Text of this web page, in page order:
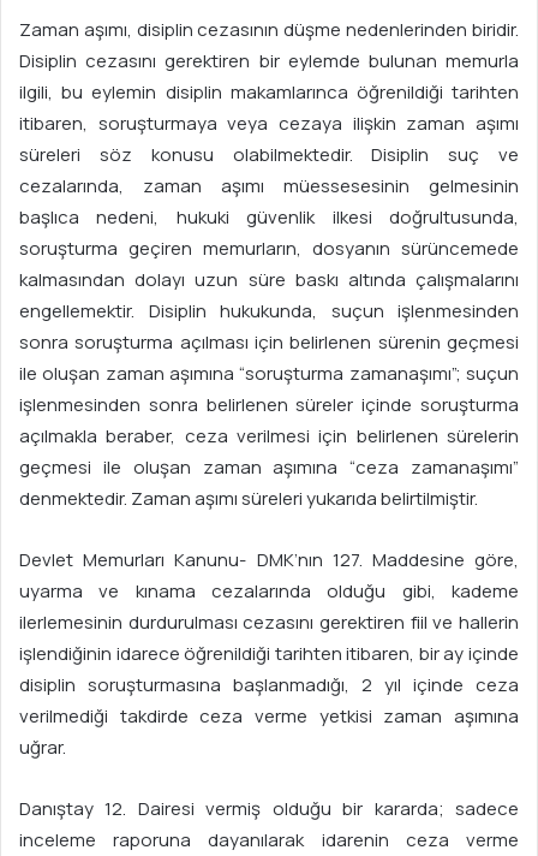
Zaman aşımı, disiplin cezasının düşme nedenlerinden biridir.
Disiplin cezasını gerektiren bir eylemde bulunan memurla
ilgili, bu eylemin disiplin makamlarınca öğrenildiği tarihten
itibaren, soruşturmaya veya cezaya ilişkin zaman aşımı
süreleri söz konusu olabilmektedir. Disiplin suç ve
cezalarında, zaman aşımı müessesesinin gelmesinin
başlıca nedeni, hukuki güvenlik ilkesi doğrultusunda,
soruşturma geçiren memurların, dosyanın sürüncemede
kalmasından dolayı uzun süre baskı altında çalışmalarını
engellemektir. Disiplin hukukunda, suçun işlenmesinden
sonra soruşturma açılması için belirlenen sürenin geçmesi
ile oluşan zaman aşımına “soruşturma zamanaşımı”; suçun
işlenmesinden sonra belirlenen süreler içinde soruşturma
açılmakla beraber, ceza verilmesi için belirlenen sürelerin
geçmesi ile oluşan zaman aşımına “ceza zamanaşımı”
denmektedir. Zaman aşımı süreleri yukarıda belirtilmiştir.
Devlet Memurları Kanunu- DMK’nın 127. Maddesine göre,
uyarma ve kınama cezalarında olduğu gibi, kademe
ilerlemesinin durdurulması cezasını gerektiren fiil ve hallerin
işlendiğinin idarece öğrenildiği tarihten itibaren, bir ay içinde
disiplin soruşturmasına başlanmadığı, 2 yıl içinde ceza
verilmediği takdirde ceza verme yetkisi zaman aşımına
uğrar.
Danıştay 12. Dairesi vermiş olduğu bir kararda; sadece
inceleme raporuna dayanılarak idarenin ceza verme